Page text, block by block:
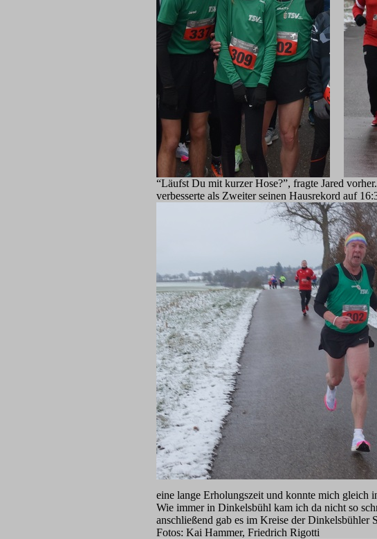
“Läufst Du mit kurzer Hose?”, fragte Jared
verbesserte als Zweiter seinen Hausrekord auf
eine lange Erholungszeit und konnte mich gleich
Wie immer in Dinkelsbühl kam ich da nicht so
anschließend gab es im Kreise der Dinkelsbühler
Fotos: Kai Hammer, Friedrich Rigotti